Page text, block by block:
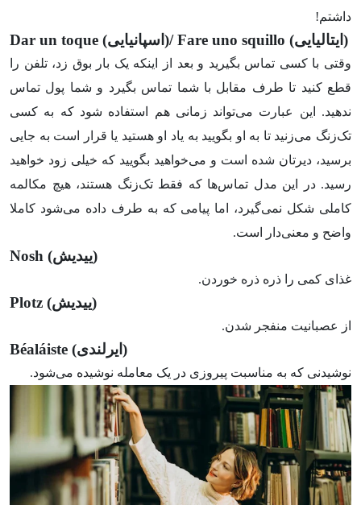
داشتم!
Dar un toque (اسپانیایی)/Fare uno squillo (ایتالیایی)
وقتی با کسی تماس بگیرید و بعد از اینکه یک بار بوق زد، تلفن را
قطع کنید تا طرف مقابل با شما تماس بگیرد و شما پول تماس
ندهید. این عبارت می‌تواند زمانی هم استفاده شود که به کسی
تک‌زنگ می‌زنید تا به او بگویید به یاد او هستید یا قرار است به جایی
برسید، دیرتان شده است و می‌خواهید بگویید که خیلی زود خواهید
رسید. در این مدل تماس‌ها که فقط تک‌زنگ هستند، هیچ مکالمه
کاملی شکل نمی‌گیرد، اما پیامی که به طرف داده می‌شود کاملا
واضح و معنی‌دار است.
Nosh (ییدیش)
غذای کمی را ذره ذره خوردن.
Plotz (ییدیش)
از عصبانیت منفجر شدن.
Béaláiste (ایرلندی)
نوشیدنی که به مناسبت پیروزی در یک معامله نوشیده می‌شود.